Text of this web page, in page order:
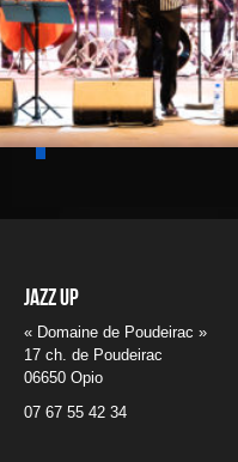
Jazz UP
« Domaine de Poudeirac »
17 ch. de Poudeirac
06650 Opio
07 67 55 42 34